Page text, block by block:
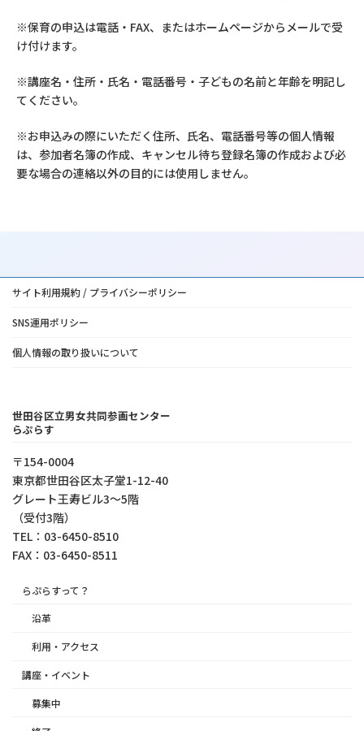
※保育の申込は電話・FAX、またはホームページからメールで受
け付けます。
※講座名・住所・氏名・電話番号・子どもの名前と年齢を明記し
てください。
※お申込みの際にいただく住所、氏名、電話番号等の個人情報
は、参加者名簿の作成、キャンセル待ち登録名簿の作成および必
要な場合の連絡以外の目的には使用しません。
サイト利用規約 / プライバシーポリシー
SNS運用ポリシー
個人情報の取り扱いについて
世田谷区立男女共同参画センター
らぷらす
〒154-0004
東京都世⽥⾕区太⼦堂1-12-40
グレート王寿ビル3～5階
（受付3階）
TEL：03-6450-8510
FAX：03-6450-8511
らぷらすって？
沿革
利用・アクセス
講座・イベント
募集中